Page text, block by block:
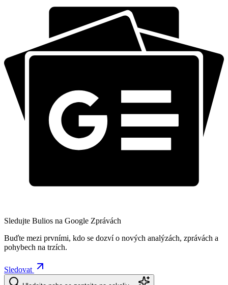
Sledujte Bulios na Google Zprávách
Buďte mezi prvními, kdo se dozví o nových analýzách, zprávách a
pohybech na trzích.
Sledovat